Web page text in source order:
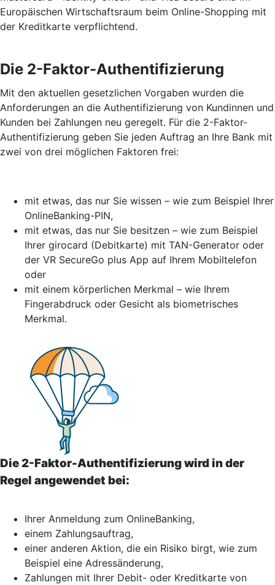
Europäischen Wirtschaftsraum beim Online-Shopping mit
der Kreditkarte verpflichtend.
Die 2-Faktor-Authentifizierung
Mit den aktuellen gesetzlichen Vorgaben wurden die
Anforderungen an die Authentifizierung von Kundinnen und
Kunden bei Zahlungen neu geregelt. Für die 2-Faktor-
Authentifizierung geben Sie jeden Auftrag an Ihre Bank mit
zwei von drei möglichen Faktoren frei:
mit etwas, das nur Sie wissen – wie zum Beispiel Ihrer
OnlineBanking-PIN,
mit etwas, das nur Sie besitzen – wie zum Beispiel
Ihrer girocard (Debitkarte) mit TAN-Generator oder
der VR SecureGo plus App auf Ihrem Mobiltelefon
oder
mit einem körperlichen Merkmal – wie Ihrem
Fingerabdruck oder Gesicht als biometrisches
Merkmal.
Die 2-Faktor-Authentifizierung wird in der
Regel angewendet bei:
Ihrer Anmeldung zum OnlineBanking,
einem Zahlungsauftrag,
einer anderen Aktion, die ein Risiko birgt, wie zum
Beispiel eine Adressänderung,
Zahlungen mit Ihrer Debit- oder Kreditkarte von